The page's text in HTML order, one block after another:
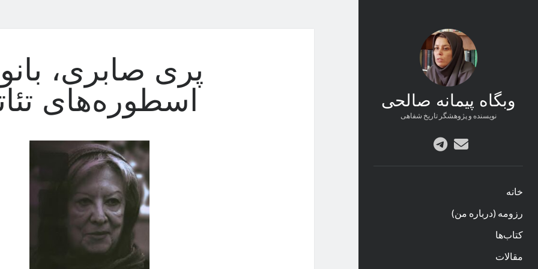
وبگاه پیمانه صالحی
نویسنده و پژوهشگر تاریخ شفاهی
پستtelegram
خانه
رزومه (درباره من)
کتاب‌ها
مقالات
پری صابری،
اسطوره‌های